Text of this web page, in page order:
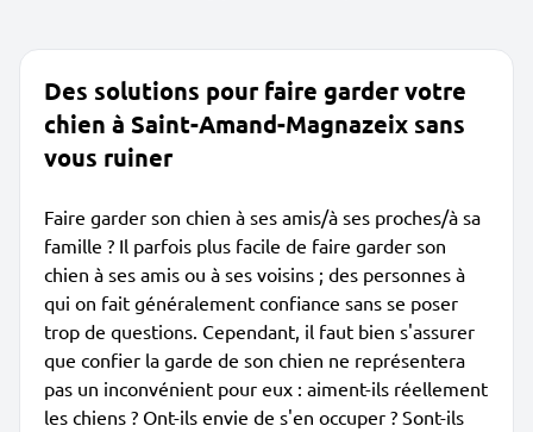
Des solutions pour faire garder votre
chien à Saint-Amand-Magnazeix sans
vous ruiner
Faire garder son chien à ses amis/à ses proches/à sa
famille ? Il parfois plus facile de faire garder son
chien à ses amis ou à ses voisins ; des personnes à
qui on fait généralement confiance sans se poser
trop de questions. Cependant, il faut bien s'assurer
que confier la garde de son chien ne représentera
pas un inconvénient pour eux : aiment-ils réellement
les chiens ? Ont-ils envie de s'en occuper ? Sont-ils